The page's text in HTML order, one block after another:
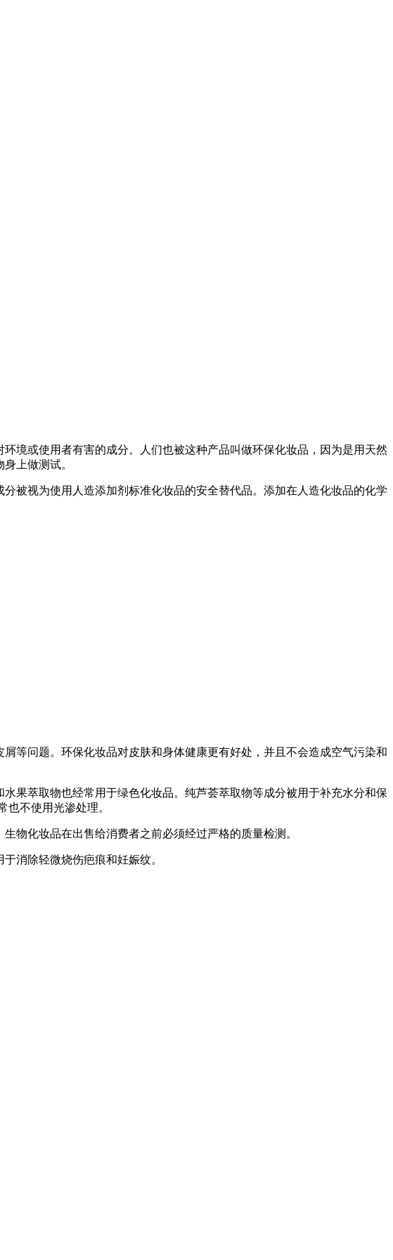
境或使用者有害的成分。人们也被这种产品叫做环保化妆品，因为是用天然
上做测试。
被视为使用人造添加剂标准化妆品的安全替代品。添加在人造化妆品的化学
等问题。环保化妆品对皮肤和身体健康更有好处，并且不会造成空气污染和
果萃取物也经常用于绿色化妆品。纯芦荟萃取物等成分被用于补充水分和保
不使用光渗处理。
物化妆品在出售给消费者之前必须经过严格的质量检测。
消除轻微烧伤疤痕和妊娠纹。